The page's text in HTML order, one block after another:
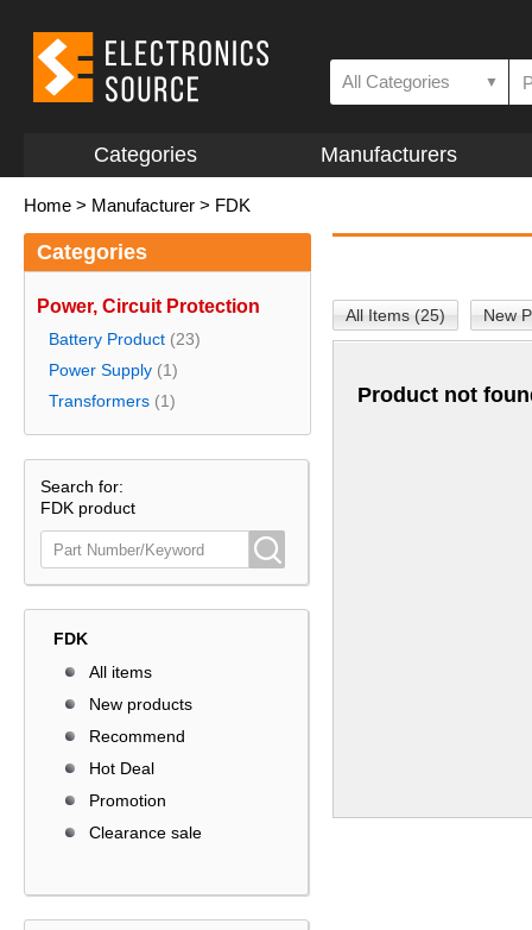
All Categories ▼
Categories Manufacturers
Home > Manufacturer > FDK
Categories
Power, Circuit Protection
Battery Product (23)
Power Supply (1)
Transformers (1)
Search for:
FDK product
FDK
All items
New products
Recommend
Hot Deal
Promotion
Clearance sale
All Items (25) New
Product not